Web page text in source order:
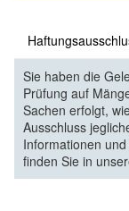
Sie haben die
Prüfung auf
Sachen erfolgt,
Ausschluss
Informationen
finden Sie in